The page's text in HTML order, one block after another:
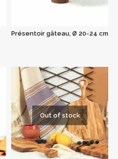
Présentoir gâteau, Ø 20-24 cm
Out of stock